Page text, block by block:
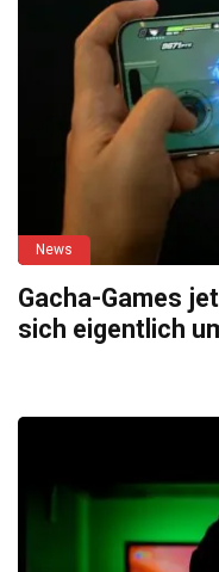
News
Gacha-Games
sich eigentlich